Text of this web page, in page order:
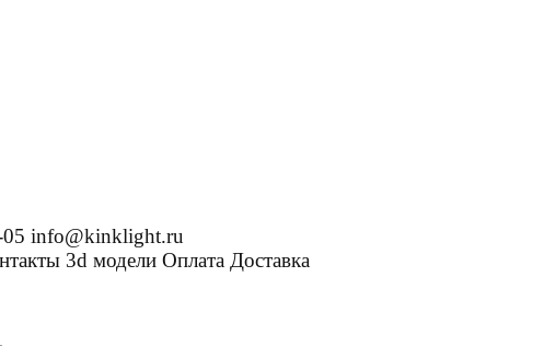
info@kinklight.ru
3d модели Оплата Доставка